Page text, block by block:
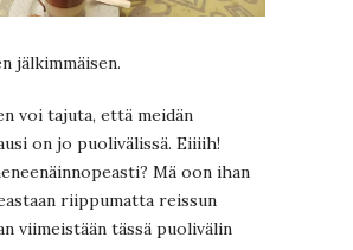
jälkimmäisen.
voi tajuta, että meidän
on jo puolivälissä. Eiiiih!
Mä oon ihan
riippumatta reissun
viimeistään tässä puolivälin